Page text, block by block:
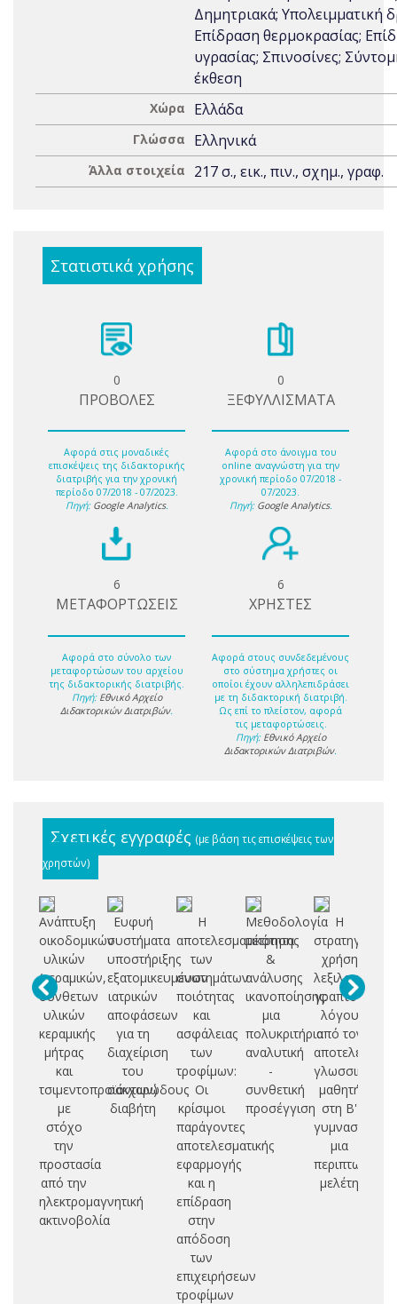
Δημητριακά; Υπολειμματική
Επίδραση θερμοκρασίας;
υγρασίας; Σπινοσίνες;
έκθεση
Χώρα Ελλάδα
Γλώσσα Ελληνικά
Άλλα στοιχεία 217 σ., εικ., πιν., σχημ., γραφ.
Στατιστικά χρήσης
0
ΠΡΟΒΟΛΕΣ
Αφορά στις μοναδικές
επισκέψεις της διδακτορικής
διατριβής για την χρονική
περίοδο 07/2018 - 07/2023.
Πηγή: Google Analytics.
0
ΞΕΦΥΛΛΙΣΜΑΤΑ
Αφορά στο άνοιγμα του
online αναγνώστη για την
χρονική περίοδο 07/2018 -
07/2023.
Πηγή: Google Analytics.
6
ΜΕΤΑΦΟΡΤΩΣΕΙΣ
Αφορά στο σύνολο των
μεταφορτώσων του αρχείου
της διδακτορικής διατριβής.
Πηγή: Εθνικό Αρχείο
Διδακτορικών Διατριβών.
6
ΧΡΗΣΤΕΣ
Αφορά στους συνδεδεμένους
στο σύστημα χρήστες οι
οποίοι έχουν αλληλεπιδράσει
με τη διδακτορική διατριβή.
Ως επί το πλείστον, αφορά
τις μεταφορτώσεις.
Πηγή: Εθνικό Αρχείο
Διδακτορικών Διατριβών.
Σχετικές εγγραφές (με βάση τις επισκέψεις των
χρηστών)
Ανάπτυξη
οικοδομικών
υλικών
(κεραμικών,
σύνθετων
υλικών
κεραμικής
μήτρας
και
τσιμεντοπροϊόντων)
με
στόχο
την
προστασία
από την
ηλεκτρομαγνητική
ακτινοβολία
Ευφυή
συστήματα
υποστήριξης
εξατομικευμένων
ιατρικών
αποφάσεων
για τη
διαχείριση
του
σακχαρώδους
διαβήτη
Η
αποτελεσματικότητα
των
συστημάτων
ποιότητας
και
ασφάλειας
των
τροφίμων:
Οι
κρίσιμοι
παράγοντες
αποτελεσματικής
εφαρμογής
και η
επίδραση
στην
απόδοση
των
επιχειρήσεων
τροφίμων
Μεθοδολογία
μέτρησης
&
ανάλυσης
ικανοποίησης:
μια
πολυκριτήρια
αναλυτική
-
συνθετική
προσέγγιση
Η
στρατηγική
χρήση
λεξιλογίου
γραπτού
λόγου
από τον
γλωσσικά
μαθητή
στη Β'
γυμνασίου:
μια
μελέτη